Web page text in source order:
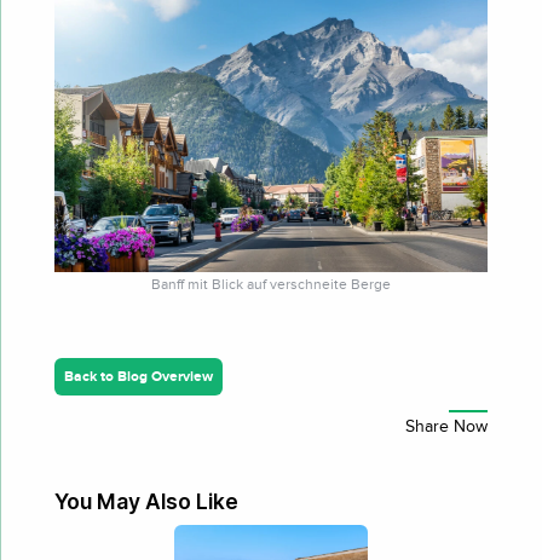
Banff mit Blick auf verschneite Berge
Back to Blog Overview
You May Also Like